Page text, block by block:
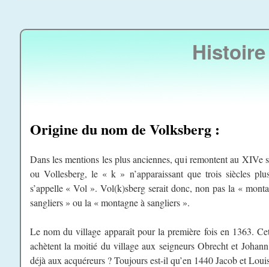
contenu
Histoire
Origine du nom de Volksberg :
Dans les mentions les plus anciennes, qui remontent au
ou Vollesberg, le « k » n’apparaissant que trois siècles
s’appelle « Vol ». Vol(k)sberg serait donc, non pas la «
sangliers » ou la « montagne à sangliers ».
Le nom du village apparaît pour la première fois en 1363.
achètent la moitié du village aux seigneurs Obrecht et
déjà aux acquéreurs ? Toujours est-il qu’en 1440 Jacob et